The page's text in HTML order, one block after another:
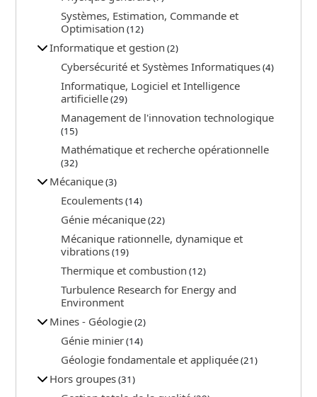
Systèmes, Estimation, Commande et
Optimisation (12)
Informatique et gestion (2)
Cybersécurité et Systèmes Informatiques(4)
Informatique, Logiciel et Intelligence
artificielle(29)
Management de l'innovation technologique
(15)
Mathématique et recherche opérationnelle
(32)
Mécanique(3)
Ecoulements(14)
Génie mécanique(22)
Mécanique rationnelle, dynamique et
vibrations(19)
Thermique et combustion (12)
Turbulence Research for Energy and
Environment
Mines - Géologie(2)
Génie minier(14)
Géologie fondamentale et appliquée(21)
Hors groupes(31)